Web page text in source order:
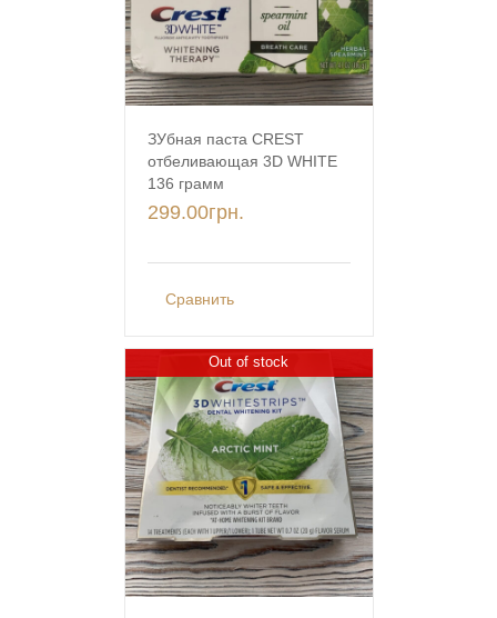
ЗУбная паста CREST
отбеливающая 3D WHITE
136 грамм
299.00грн.
Сравнить
Out of stock